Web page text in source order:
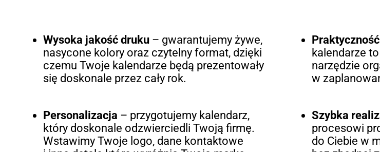
Wysoka jakość druku – gwarantujemy żywe,
nasycone kolory oraz czytelny format, dzięki
czemu Twoje kalendarze będą prezentowały
się doskonale przez cały rok.
Personalizacja – przygotujemy kalendarz,
który doskonale odzwierciedli Twoją firmę.
Wstawimy Twoje logo, dane kontaktowe
kalendarze
narzędzie
w
Szybka
procesowi
do Ciebie w